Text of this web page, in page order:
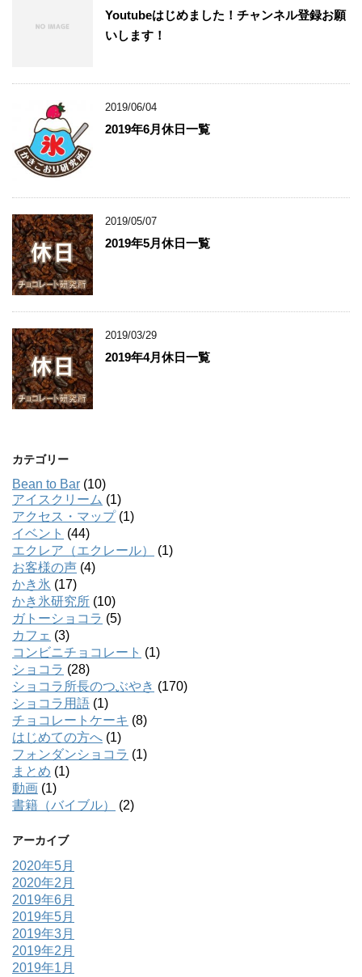
Youtubeはじめました！チャンネル登録お願
いします！
2019/06/04
2019年6月休日一覧
2019/05/07
2019年5月休日一覧
2019/03/29
2019年4月休日一覧
カテゴリー
Bean to Bar (10)
アイスクリーム (1)
アクセス・マップ(1)
イベント (44)
エクレア（エクレール）
(1)
お客様の声 (4)
かき氷 (17)
かき氷研究所 (10)
ガトーショコラ (5)
カフェ (3)
コンビニチョコレート (1)
ショコラ (28)
ショコラ所長のつぶやき (170)
ショコラ用語 (1)
チョコレートケーキ (8)
はじめての方へ (1)
フォンダンショコラ (1)
まとめ (1)
動画 (1)
書籍（バイブル）
(2)
アーカイブ
2020年5月
2020年2月
2019年6月
2019年5月
2019年3月
2019年2月
2019年1月